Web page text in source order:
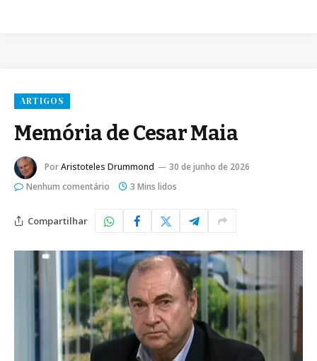
ARTIGOS
Memória de Cesar Maia
PorAristoteles Drummond
30 de junho de 2026
Nenhum comentário
3 Mins lidos
Compartilhar